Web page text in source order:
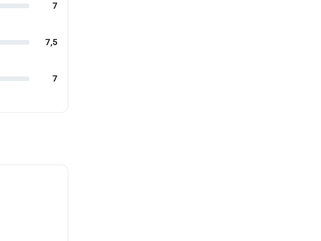
7
7,5
7